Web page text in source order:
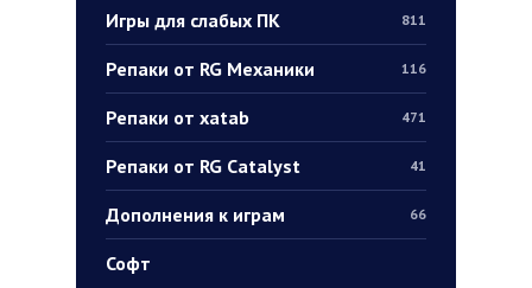
Игры для слабых ПК 811
Репаки от RG Механики 116
Репаки от xatab 471
Репаки от RG Catalyst 41
Дополнения к играм 66
Софт